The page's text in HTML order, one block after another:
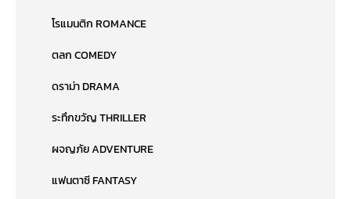
โรแมนติก ROMANCE
ตลก COMEDY
ดราม่า DRAMA
ระทึกขวัญ THRILLER
ผจญภัย ADVENTURE
แฟนตาซี FANTASY